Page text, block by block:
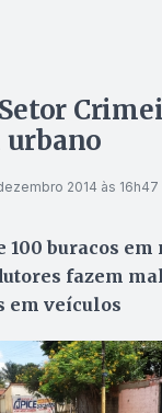
2014 às 16h47
100 buracos em
fazem
em veículos